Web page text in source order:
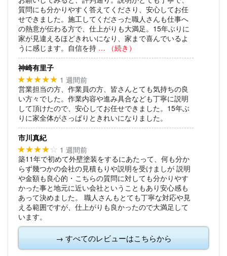
質問にも分かりやすく答えてくださり、安心してお任
せできました。施工してくださった職人さんも仕事へ
の熱意が伝わる方で、仕上がりも大満足。15年ぶりに
家が見違えるほどきれいになり、家まで喜んでいるよ
うに感じます。自信を持 … （続き）
神崎有里子
★★★★★ 1 週間前
営業担当の方、作業員の方、皆さんとても気持ちの良
い方々でした。作業内容や進み具合なども丁寧に説明
して頂けたので、安心してお任せできました。15年ぶ
りに家全体がさっぱりときれいになりました。
市川真紀
★★★★☆ 1 週間前
築11年で初めて外壁塗装をするにあたって、何も分か
らず幾つかの会社の見積もりや説明を受けましが 説明
や金額も良心的・こちらの質問に対しても分かりやす
かった事と地元に近い会社ということもあり安心感も
あって決めました。
職人さんもとても丁寧な対応や見
える範囲ですが、仕上がりも良かったので大満足して
います。
→ すべてのレビューはこちらから